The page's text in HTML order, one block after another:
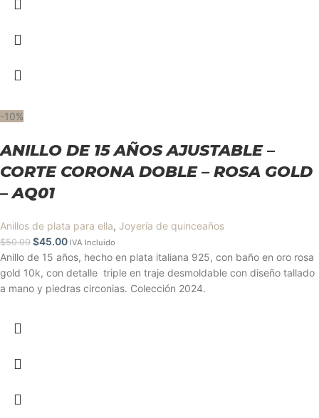
-10%
ANILLO DE 15 AÑOS AJUSTABLE –
CORTE CORONA DOBLE – ROSA GOLD
– AQ01
Anillos de plata para ella, Joyería de quinceaños
$50.00 $45.00 IVA Incluido
Anillo de 15 años, hecho en plata italiana 925, con baño en oro rosa
gold 10k, con detalle triple en traje desmoldable con diseño tallado
a mano y piedras circonias. Colección 2024.